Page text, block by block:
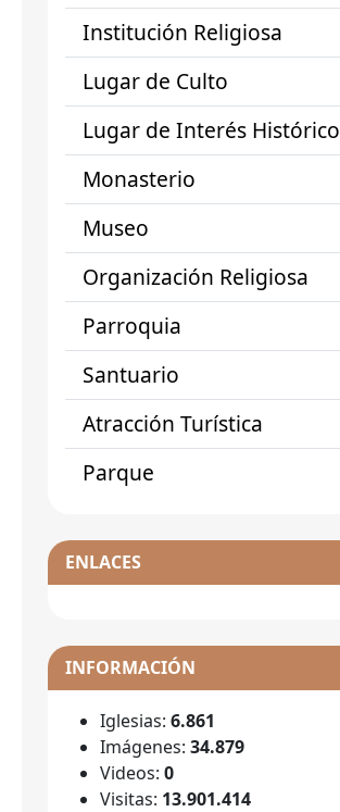
Institución Religiosa
Lugar de Culto
Lugar de Interés Histórico
Monasterio
Museo
Organización Religiosa
Parroquia
Santuario
Atracción Turística
Parque
ENLACES
INFORMACIÓN
Iglesias: 6.861
Imágenes: 34.879
Videos: 0
Visitas: 13.901.414